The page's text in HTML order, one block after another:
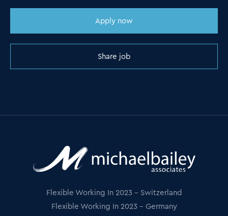
Apply now
Share job
Flexible Working In 2023 - Switzerland
Flexible Working In 2023 - Germany